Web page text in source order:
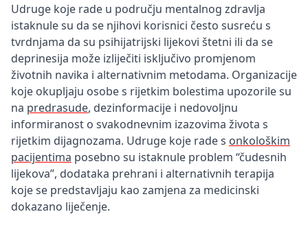
Udruge koje rade u području mentalnog zdravlja
istaknule su da se njihovi korisnici često susreću s
tvrdnjama da su psihijatrijski lijekovi štetni ili da se
deprinesija može izliječiti isključivo promjenom
životnih navika i alternativnim metodama. Organizacije
koje okupljaju osobe s rijetkim bolestima upozorile su
na predrasude, dezinformacije i nedovoljnu
informiranost o svakodnevnim izazovima života s
rijetkim dijagnozama. Udruge koje rade s onkološkim
pacijentima posebno su istaknule problem “čudesnih
lijekova”, dodataka prehrani i alternativnih terapija
koje se predstavljaju kao zamjena za medicinski
dokazano liječenje.